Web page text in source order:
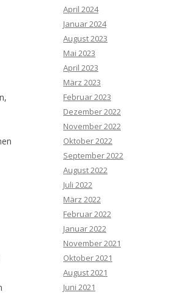
April 2024
Januar 2024
August 2023
Mai 2023
April 2023
März 2023
Februar 2023
Dezember 2022
November 2022
Oktober 2022
September 2022
August 2022
Juli 2022
März 2022
Februar 2022
Januar 2022
November 2021
Oktober 2021
August 2021
Juni 2021